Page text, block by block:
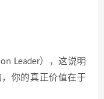
Leader），这说明
你的真正价值在于